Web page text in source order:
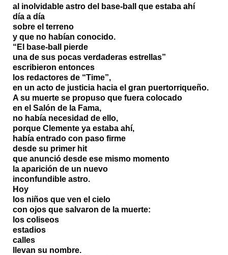
al inolvidable astro del base-ball que estaba ahí
día a día
sobre el terreno
y que no habían conocido.
“El base-ball pierde
una de sus pocas verdaderas estrellas”
escribieron entonces
los redactores de “Time”,
en un acto de justicia hacia el gran puertorriqueño.
A su muerte se propuso que fuera colocado
en el Salón de la Fama,
no había necesidad de ello,
porque Clemente ya estaba ahí,
había entrado con paso firme
desde su primer hit
que anunció desde ese mismo momento
la aparición de un nuevo
inconfundible astro.
Hoy
los niños que ven el cielo
con ojos que salvaron de la muerte:
los coliseos
estadios
calles
llevan su nombre.